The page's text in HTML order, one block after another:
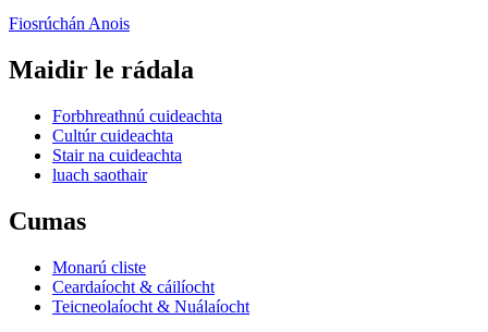
Fiosrúchán Anois
Maidir le rádala
Forbhreathnú cuideachta
Cultúr cuideachta
Stair na cuideachta
luach saothair
Cumas
Monarú cliste
Ceardaíocht & cáilíocht
Teicneolaíocht & Nuálaíocht